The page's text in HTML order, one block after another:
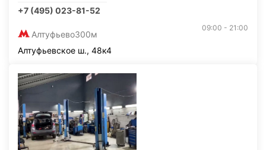
+7 (495) 023-81-52
Алтуфьево300м
09:00 - 21:00
Алтуфьевское ш., 48к4